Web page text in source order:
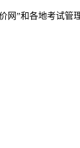
网”和各地考试管